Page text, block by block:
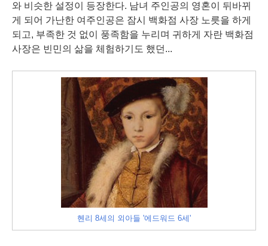
와 비슷한 설정이 등장한다. 남녀 주인공의 영혼이 뒤바뀌
게 되어 가난한 여주인공은 잠시 백화점 사장 노릇을 하게
되고, 부족한 것 없이 풍족함을 누리며 귀하게 자란 백화점
사장은 빈민의 삶을 체험하기도 했던...
헨리 8세의 외아들 '에드워드 6세'